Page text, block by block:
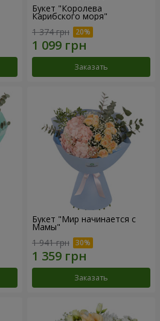
Букет "Королева
Карибского моря"
1 374 грн
Заказать
Букет "Мир начинается с
Мамы"
1 941 грн
Заказать